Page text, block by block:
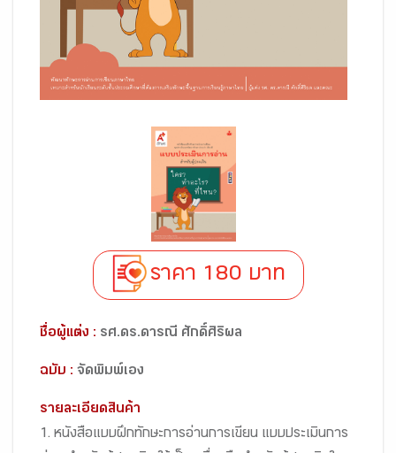
ราคา 180 บาท
ชื่อผู้แต่ง : รศ.ดร.ดารณี ศักดิ์ศิริผล
ฉบับ : จัดพิมพ์เอง
รายละเอียดสินค้า
1. หนังสือแบบฝึกทักษะการอ่านการเขียน แบบประเมินการ